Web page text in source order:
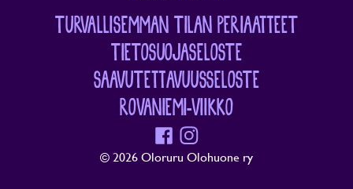
TURVALLISEMMAN TILAN PERIAATTEET
TIETOSUOJASELOSTE
SAAVUTETTAVUUSSELOSTE
ROVANIEMI-VIIKKO
Facebook
© 2026 Oloruru Olohuone ry